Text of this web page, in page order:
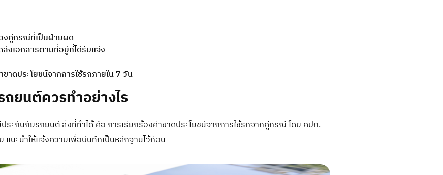
คู่กรณีที่เป็นฝ่ายผิด
งเอกสารตามที่อยู่ที่ได้รับแจ้ง
ดประโยชน์จากการใช้รถภายใน 7 วัน
ยนต์ควรทำอย่างไร
ะกันภัยรถยนต์ สิ่งที่ทำได้ คือ การเรียกร้องค่าขาดประโยชน์จากการใช้รถจากคู่กรณี โดย คปภ.
แนะนำให้แจ้งความเพื่อบันทึกเป็นหลักฐานไว้ก่อน